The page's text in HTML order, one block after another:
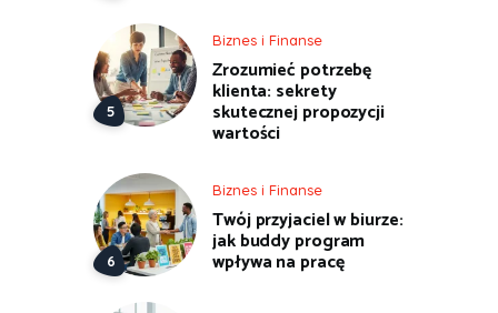
Biznes i Finanse
Zrozumieć potrzebę
klienta: sekrety
skutecznej propozycji
wartości
Biznes i Finanse
Twój przyjaciel w biurze:
jak buddy program
wpływa na pracę